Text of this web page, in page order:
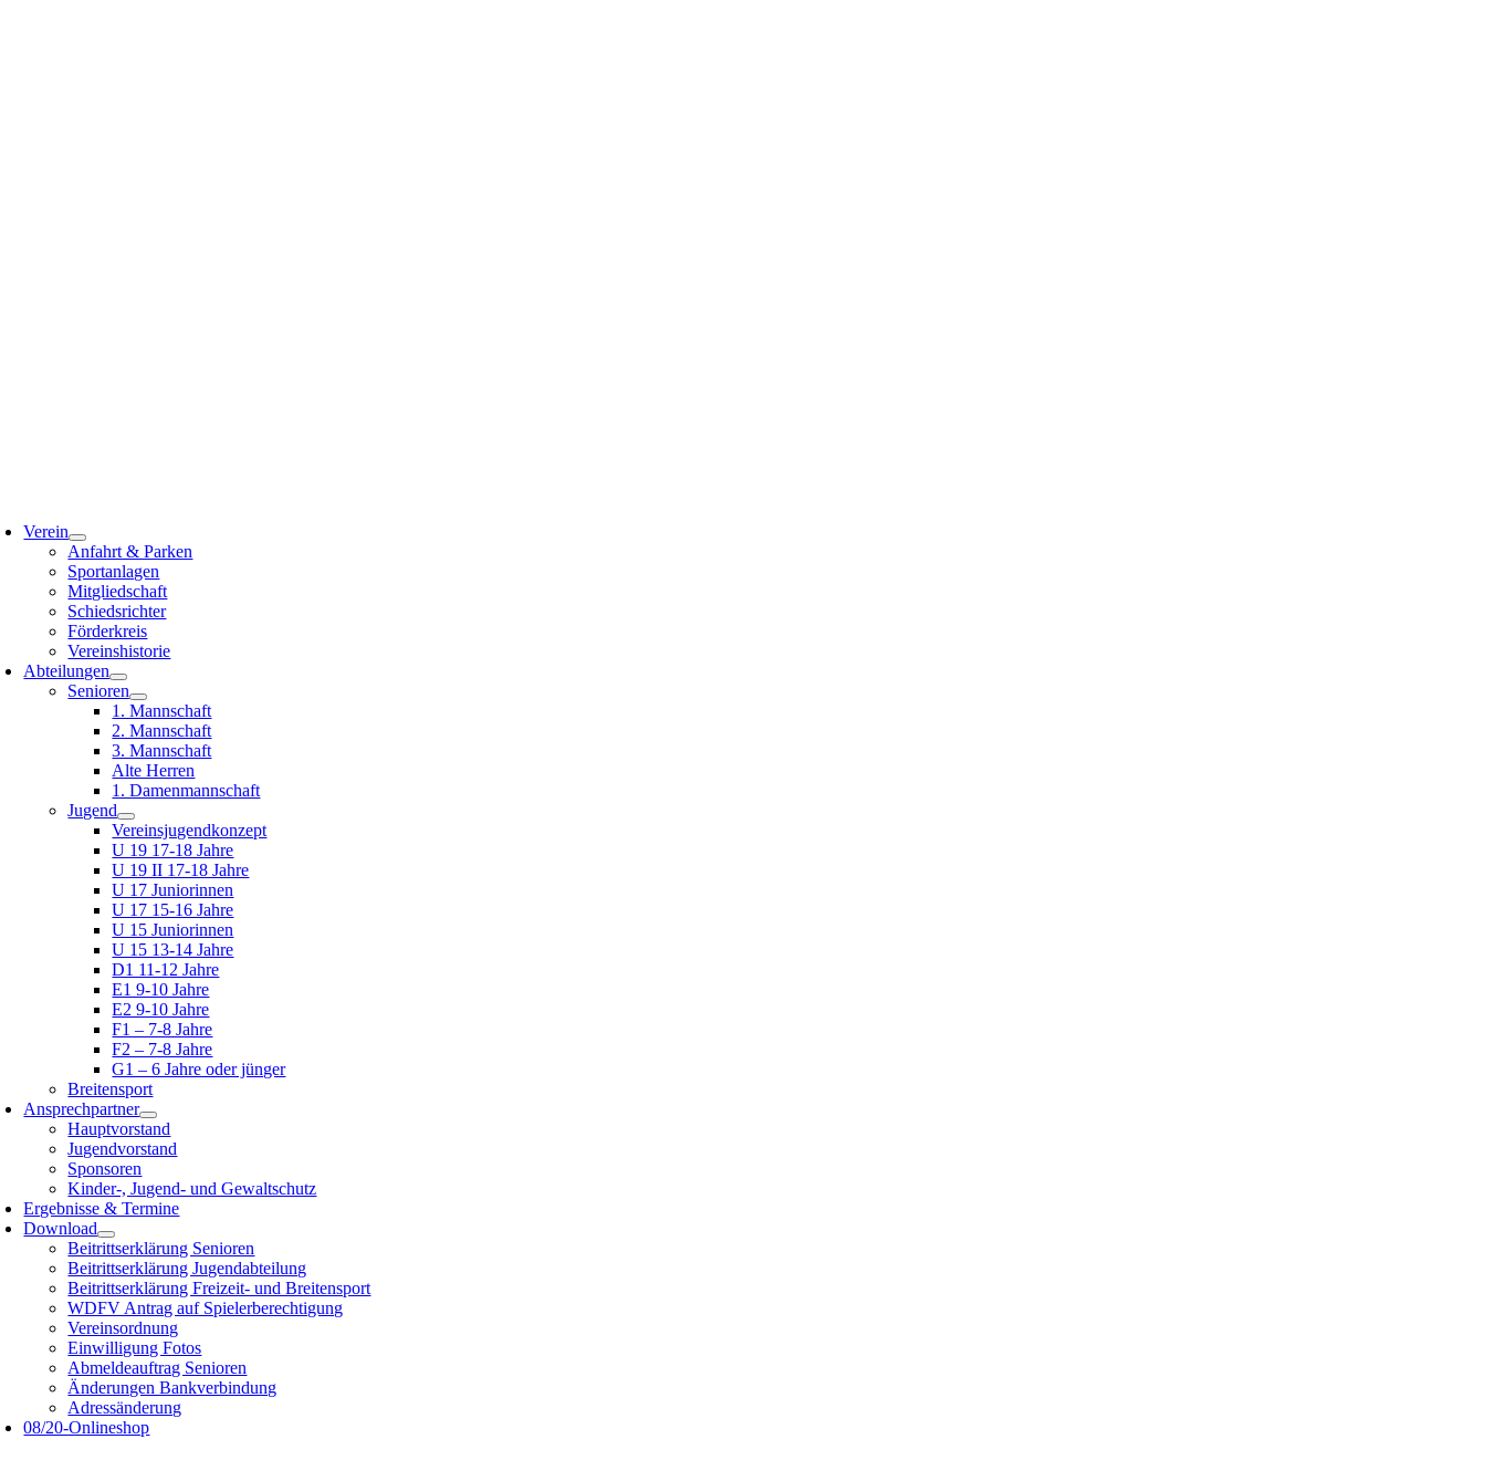
Verein
Anfahrt & Parken
Sportanlagen
Mitgliedschaft
Schiedsrichter
Förderkreis
Vereinshistorie
Abteilungen
Senioren
1. Mannschaft
2. Mannschaft
3. Mannschaft
Alte Herren
1. Damenmannschaft
Jugend
Vereinsjugendkonzept
U 19 17-18 Jahre
U 19 II 17-18 Jahre
U 17 Juniorinnen
U 17 15-16 Jahre
U 15 Juniorinnen
U 15 13-14 Jahre
D1 11-12 Jahre
E1 9-10 Jahre
E2 9-10 Jahre
F1 – 7-8 Jahre
F2 – 7-8 Jahre
G1 – 6 Jahre oder jünger
Breitensport
Ansprechpartner
Hauptvorstand
Jugendvorstand
Sponsoren
Kinder-, Jugend- und Gewaltschutz
Ergebnisse & Termine
Download
Beitrittserklärung Senioren
Beitrittserklärung Jugendabteilung
Beitrittserklärung Freizeit- und Breitensport
WDFV Antrag auf Spielerberechtigung
Vereinsordnung
Einwilligung Fotos
Abmeldeauftrag Senioren
Änderungen Bankverbindung
Adressänderung
08/20-Onlineshop